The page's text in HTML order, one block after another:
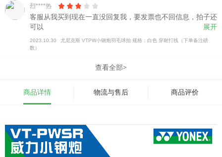
烈****热     
客服从我买到现在一直没回复我，要发票也不回信息，拍子还
可以
展开
2023.10.30
尤尼克斯 VTPW小钢炮羽毛球拍 规格：白色 穿耐打线（下单备注磅
数）
查看全部>
商品详情 物流与售后 商品评价